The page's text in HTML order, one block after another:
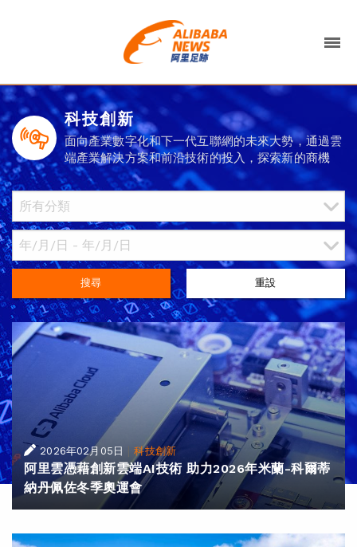
科技創新
面向產業數字化和下一代互聯網的未來大勢，通過雲
端產業解決方案和前沿技術的投入，探索新的商機
搜尋 重設
2026年02月05日 |科技創新
阿里雲憑藉創新雲端AI技術 助力2026年米蘭-科爾蒂
納丹佩佐冬季奧運會